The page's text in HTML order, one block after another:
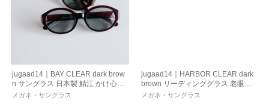
jugaad14｜BAY CLEAR dark brow
n サングラス 日本製 鯖江 かけ心
地 ストレスフリー 機能性レンズ
メガネ・サングラス
jugaad14｜HARBOR CLEAR dark
brown リーディンググラス 老眼
鏡 日本製 鯖江 かけ心地 機能性
メガネ・サングラス